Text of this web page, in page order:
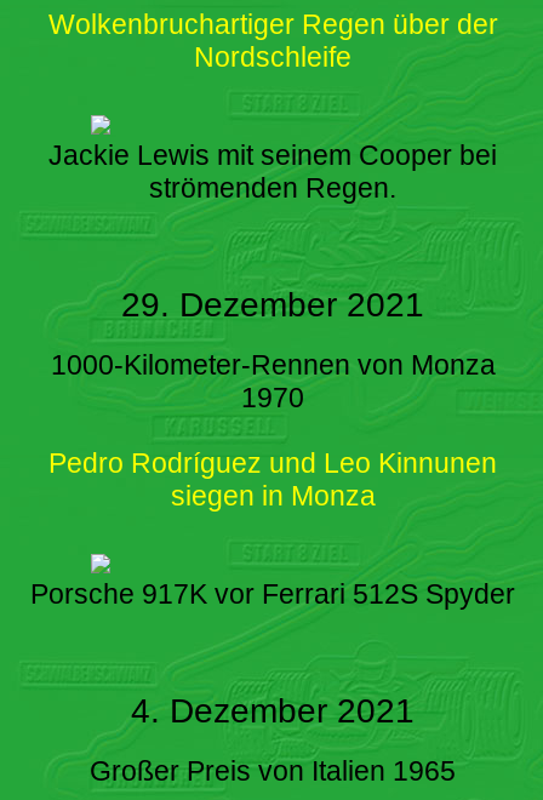
Wolkenbruchartiger Regen über der
Nordschleife
Jackie Lewis mit seinem Cooper bei
strömenden Regen.
29. Dezember 2021
1000-Kilometer-Rennen von Monza
1970
Pedro Rodríguez und Leo Kinnunen
siegen in Monza
Porsche 917K vor Ferrari 512S Spyder
4. Dezember 2021
Großer Preis von Italien 1965